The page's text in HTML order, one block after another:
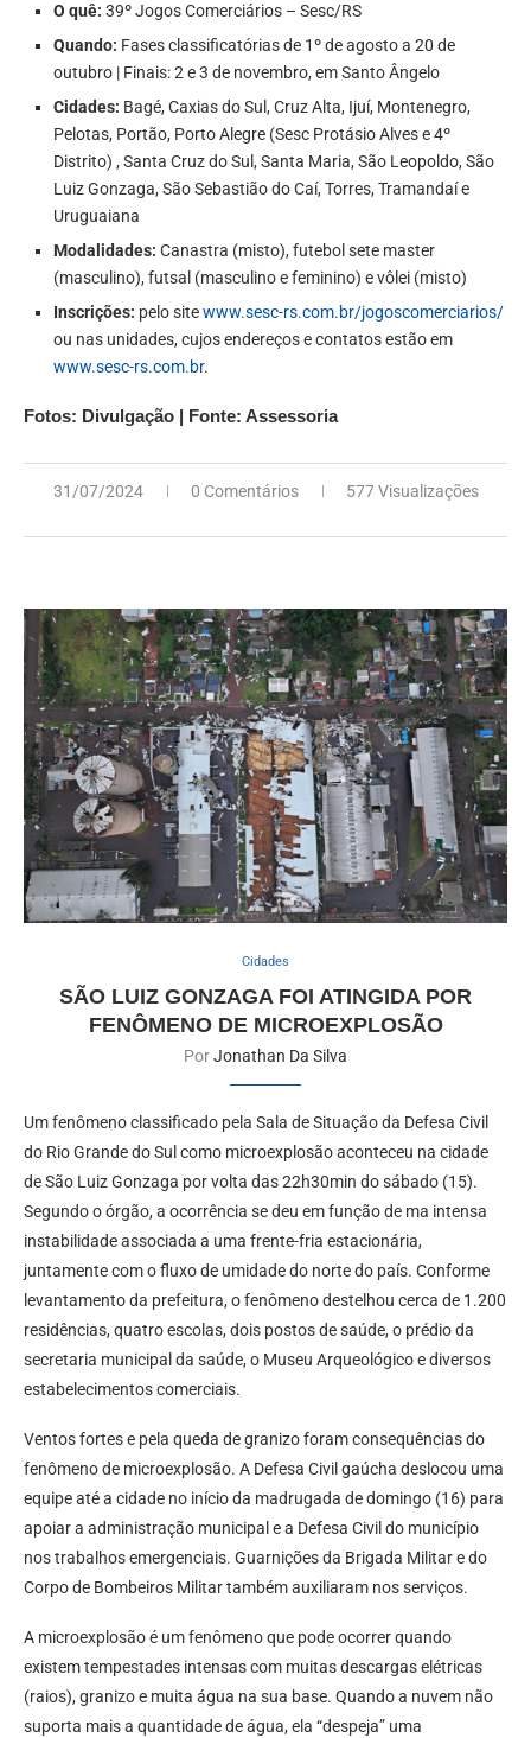
O quê: 39º Jogos Comerciários – Sesc/RS
Quando: Fases classificatórias de 1º de agosto a 20 de
outubro | Finais: 2 e 3 de novembro, em Santo Ângelo
Cidades: Bagé, Caxias do Sul, Cruz Alta, Ijuí, Montenegro,
Pelotas, Portão, Porto Alegre (Sesc Protásio Alves e 4º
Distrito) , Santa Cruz do Sul, Santa Maria, São Leopoldo, São
Luiz Gonzaga, São Sebastião do Caí, Torres, Tramandaí e
Uruguaiana
Modalidades: Canastra (misto), futebol sete master
(masculino), futsal (masculino e feminino) e vôlei (misto)
Inscrições: pelo sitewww.sesc-rs.com.br/jogoscomerciarios/
ou nas unidades, cujos endereços e contatos estão em
www.sesc-rs.com.br.
Fotos: Divulgação | Fonte: Assessoria
31/07/2024 0 Comentários 577 Visualizações
Cidades
SÃO LUIZ GONZAGA FOI ATINGIDA POR
FENÔMENO DE MICROEXPLOSÃO
PorJonathan Da Silva
Um fenômeno classificado pela Sala de Situação da Defesa Civil
do Rio Grande do Sul como microexplosão aconteceu na cidade
de São Luiz Gonzaga por volta das 22h30min do sábado (15).
Segundo o órgão, a ocorrência se deu em função de ma intensa
instabilidade associada a uma frente-fria estacionária,
juntamente com o fluxo de umidade do norte do país. Conforme
levantamento da prefeitura, o fenômeno destelhou cerca de 1.200
residências, quatro escolas, dois postos de saúde, o prédio da
secretaria municipal da saúde, o Museu Arqueológico e diversos
estabelecimentos comerciais.
Ventos fortes e pela queda de granizo foram consequências do
fenômeno de microexplosão. A Defesa Civil gaúcha deslocou uma
equipe até a cidade no início da madrugada de domingo (16) para
apoiar a administração municipal e a Defesa Civil do município
nos trabalhos emergenciais. Guarnições da Brigada Militar e do
Corpo de Bombeiros Militar também auxiliaram nos serviços.
A microexplosão é um fenômeno que pode ocorrer quando
existem tempestades intensas com muitas descargas elétricas
(raios), granizo e muita água na sua base. Quando a nuvem não
suporta mais a quantidade de água, ela “despeja” uma